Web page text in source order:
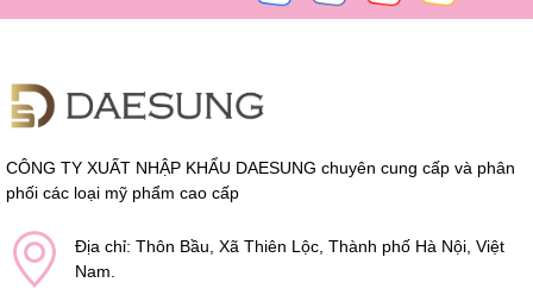
CÔNG TY XUẤT NHẬP KHẨU DAESUNG chuyên cung cấp và phân
phối các loại mỹ phẩm cao cấp
Địa chỉ: Thôn Bầu, Xã Thiên Lộc, Thành phố Hà Nội, Việt
Nam.